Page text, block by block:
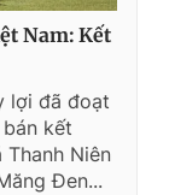
Nam: Kết
lợi đã đoạt
kết
Niên
Đen...